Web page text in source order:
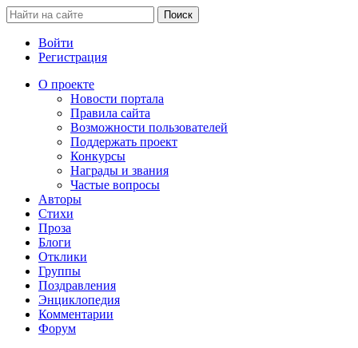
Войти
Регистрация
О проекте
Новости портала
Правила сайта
Возможности пользователей
Поддержать проект
Конкурсы
Награды и звания
Частые вопросы
Авторы
Стихи
Проза
Блоги
Отклики
Группы
Поздравления
Энциклопедия
Комментарии
Форум